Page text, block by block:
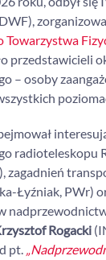
Towarzystwa
przedstawicieli
– osoby
radioteleskopu
zagadnień
Łyźniak, PWr)
Rogacki
pt.